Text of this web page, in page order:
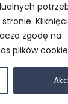
zgodę na
plików